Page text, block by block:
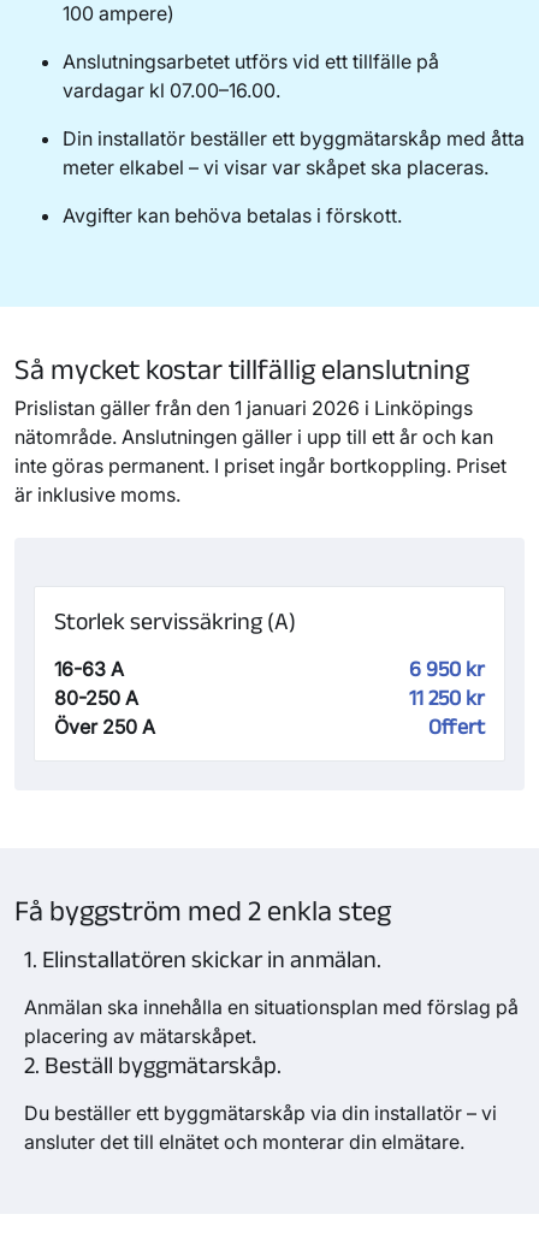
100 ampere)
Anslutningsarbetet utförs vid ett tillfälle på
vardagar kl 07.00–16.00.
Din installatör beställer ett byggmätarskåp med åtta
meter elkabel – vi visar var skåpet ska placeras.
Avgifter kan behöva betalas i förskott.
Så mycket kostar tillfällig elanslutning
Prislistan gäller från den 1 januari 2026 i Linköpings
nätområde. Anslutningen gäller i upp till ett år och kan
inte göras permanent. I priset ingår bortkoppling. Priset
är inklusive moms.
Storlek servissäkring (A)
16-63 A
6 950 kr
80-250 A
11 250 kr
Över 250 A
Offert
Få byggström med 2 enkla steg
1. Elinstallatören skickar in anmälan.
Anmälan ska innehålla en situationsplan med förslag på
placering av mätarskåpet.
2. Beställ byggmätarskåp.
Du beställer ett byggmätarskåp via din installatör – vi
ansluter det till elnätet och monterar din elmätare.